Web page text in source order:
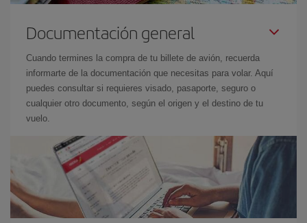
Documentación general
Cuando termines la compra de tu billete de avión, recuerda
informarte de la documentación que necesitas para volar. Aquí
puedes consultar si requieres visado, pasaporte, seguro o
cualquier otro documento, según el origen y el destino de tu
vuelo.